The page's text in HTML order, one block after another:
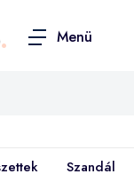
. Menü
Szandál